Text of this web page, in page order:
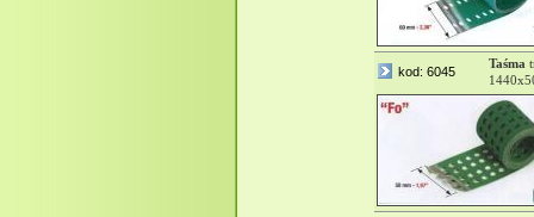
kod: 6045
Taśma